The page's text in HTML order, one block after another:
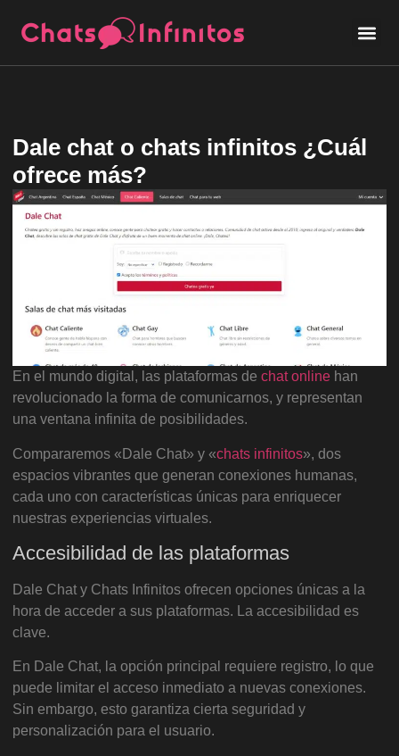
Dale chat o chats infinitos ¿Cuál
ofrece más?
En el mundo digital, las plataformas de chat online han
revolucionado la forma de comunicarnos, y representan
una ventana infinita de posibilidades.
Compararemos «Dale Chat» y «chats infinitos», dos
espacios vibrantes que generan conexiones humanas,
cada uno con características únicas para enriquecer
nuestras experiencias virtuales.
Accesibilidad de las plataformas
Dale Chat y Chats Infinitos ofrecen opciones únicas a la
hora de acceder a sus plataformas. La accesibilidad es
clave.
En Dale Chat, la opción principal requiere registro, lo que
puede limitar el acceso inmediato a nuevas conexiones.
Sin embargo, esto garantiza cierta seguridad y
personalización para el usuario.